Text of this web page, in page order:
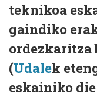
teknikoa
gaindiko
ordezkaritza
(Udalek
eskainiko